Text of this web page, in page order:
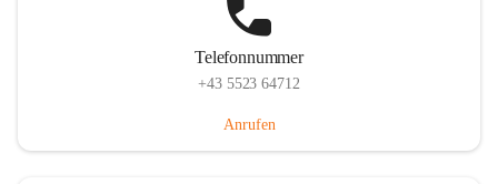
Telefonnummer
+43 5523 64712
Anrufen